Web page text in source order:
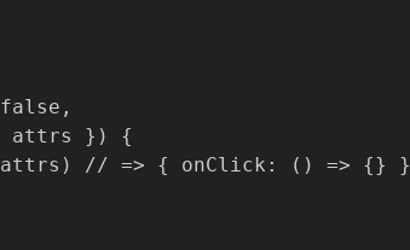
attrs }) {
// => { onClick: () => {} }